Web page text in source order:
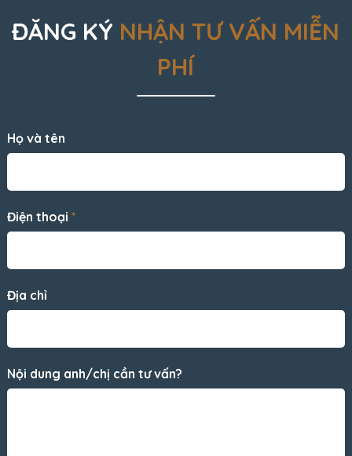
ĐĂNG KÝ NHẬN TƯ VẤN MIỄN
PHÍ
Họ và tên
Điện thoại *
Địa chỉ
Nội dung anh/chị cần tư vấn?